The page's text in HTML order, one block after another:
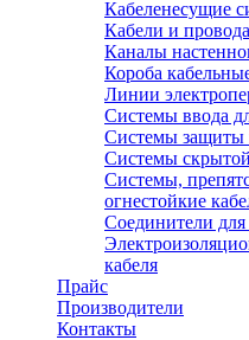
Кабеленесущие
Кабели и провода
Каналы
Короба
Линии
Системы ввода
Системы защиты
Системы
Системы,
огнестойкие
Соединители
кабеля
Прайс
Производители
Контакты